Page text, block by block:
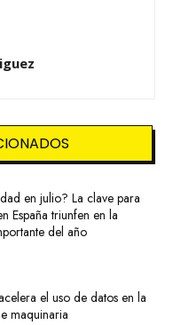
en julio? La clave para
España triunfen en la
del año
el uso de datos en la
maquinaria